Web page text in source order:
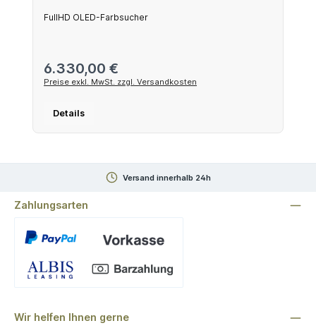
FullHD OLED-Farbsucher
Regulärer Preis:
6.330,00 €
Preise exkl. MwSt. zzgl. Versandkosten
Details
Versand innerhalb 24h
Zahlungsarten
Wir helfen Ihnen gerne